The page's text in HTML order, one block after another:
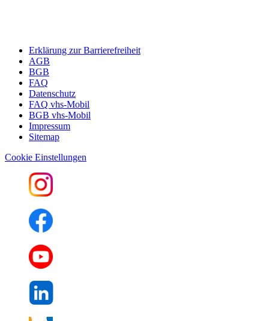
Erklärung zur Barrierefreiheit
AGB
BGB
FAQ
Datenschutz
FAQ vhs-Mobil
BGB vhs-Mobil
Impressum
Sitemap
Cookie Einstellungen